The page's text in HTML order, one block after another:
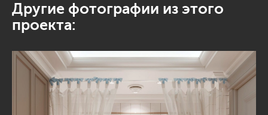
Другие фотографии из этого
проекта: